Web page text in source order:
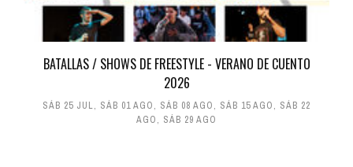
BATALLAS / SHOWS DE FREESTYLE - VERANO DE CUENTO
2026
SÁB 25 JUL, SÁB 01 AGO, SÁB 08 AGO, SÁB 15 AGO, SÁB 22
AGO, SÁB 29 AGO